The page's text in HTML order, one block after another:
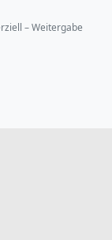
– Weitergabe